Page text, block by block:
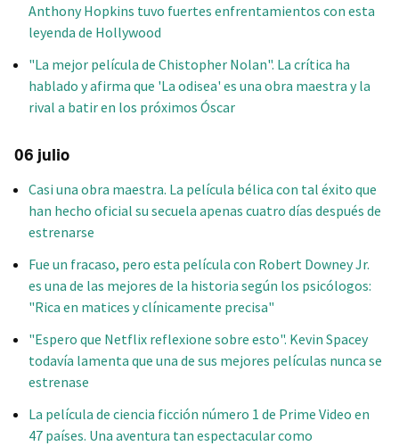
Anthony Hopkins tuvo fuertes enfrentamientos con esta
leyenda de Hollywood
"La mejor película de Chistopher Nolan". La crítica ha
hablado y afirma que 'La odisea' es una obra maestra y la
rival a batir en los próximos Óscar
06 julio
Casi una obra maestra. La película bélica con tal éxito que
han hecho oficial su secuela apenas cuatro días después de
estrenarse
Fue un fracaso, pero esta película con Robert Downey Jr.
es una de las mejores de la historia según los psicólogos:
"Rica en matices y clínicamente precisa"
"Espero que Netflix reflexione sobre esto". Kevin Spacey
todavía lamenta que una de sus mejores películas nunca se
estrenase
La película de ciencia ficción número 1 de Prime Video en
47 países. Una aventura tan espectacular como